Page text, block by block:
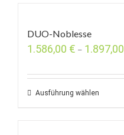
DUO-Noblesse
1.586,00 € – 1.897,00
Ausführung wählen